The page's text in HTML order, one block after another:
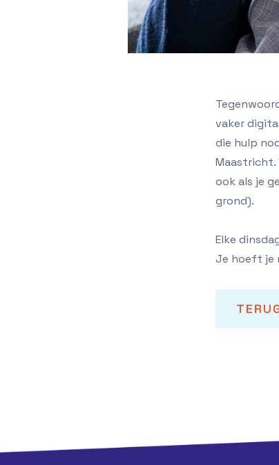
vaker
die hulp
Maastricht.
ook als je
grond).
Elke
Je hoeft je